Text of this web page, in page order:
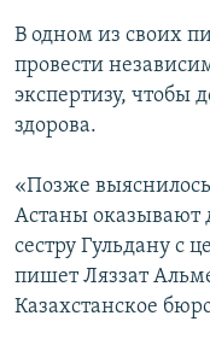
В одном из своих
провести
экспертизу, чтобы
здорова.
«Позже
Астаны
сестру Гульдану с
пишет Ляззат
Казахстанское